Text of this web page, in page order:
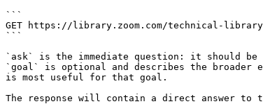
```
GET https://library.zoom.com/technical-library/
```
`ask` is the immediate question: it should
`goal` is optional and describes the broader
is most useful for that goal.
The response will contain a direct answer to